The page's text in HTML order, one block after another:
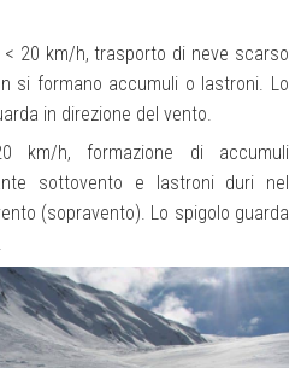
< 20 km/h, trasporto di neve scarso
si formano accumuli o lastroni. Lo
in direzione del vento.
km/h, formazione di accumuli
sottovento e lastroni duri nel
(sopravento). Lo spigolo guarda